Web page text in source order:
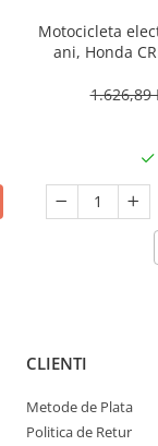
Motocicleta
ani, Honda
1.626,89
CLIENTI
Metode de Plata
Politica de Retur